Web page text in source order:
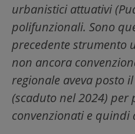
urbanistici attuativi
polifunzionali. Sono
precedente strumento
non ancora
regionale aveva posto
(scaduto nel 2024) per
convenzionati e quindi